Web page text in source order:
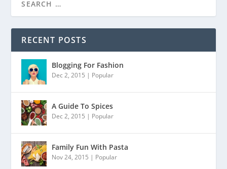
RECENT POSTS
Blogging For Fashion
Dec 2, 2015 | Popular
A Guide To Spices
Dec 2, 2015 | Popular
Family Fun With Pasta
Nov 24, 2015 | Popular